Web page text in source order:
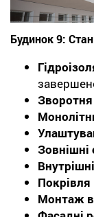
Будинок 9:
Зовнішні
Покрівля
Монтаж